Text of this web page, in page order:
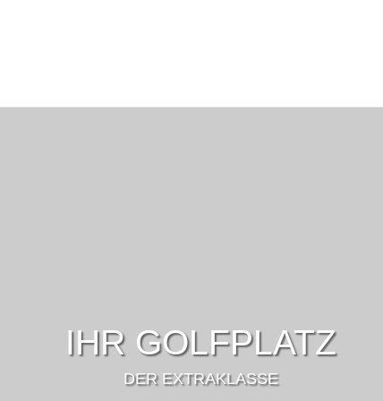
IHR GOLFPLATZ
DER EXTRAKLASSE